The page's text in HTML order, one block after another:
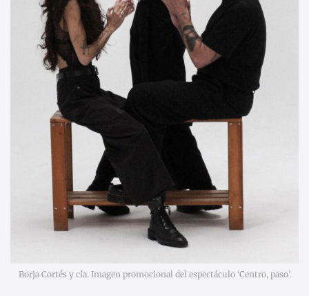
Borja Cortés y cía. Imagen promocional del espectáculo ‘Centro, paso’.